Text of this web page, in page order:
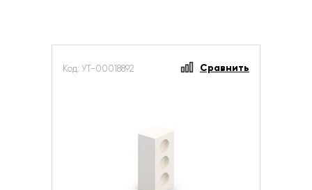
Код: УТ-00018892 Сравнить